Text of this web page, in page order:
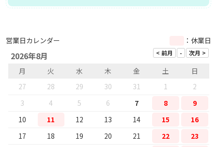
営業日カレンダー ：休業日
2026年8月
月 火 水 木 金 土
日
27
28 29 30 31 1
2
3
4 5 6 7 8
9
10
11 12 13 14 15
16
17
18 19 20 21 22
23